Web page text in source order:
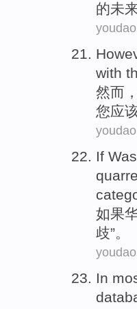
的未
youdao
with
然而 ，
您应
youdao
If
如果
歧”。
youdao
In